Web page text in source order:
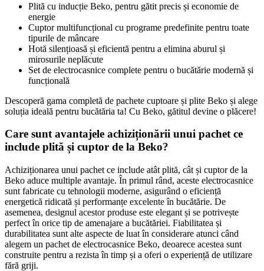
Plită cu inducție Beko, pentru gătit precis și economie de
energie
Cuptor multifuncțional cu programe predefinite pentru toate
tipurile de mâncare
Hotă silențioasă și eficientă pentru a elimina aburul și
mirosurile neplăcute
Set de electrocasnice complete pentru o bucătărie modernă și
funcțională
Descoperă gama completă de pachete cuptoare și plite Beko și alege
soluția ideală pentru bucătăria ta! Cu Beko, gătitul devine o plăcere!
Care sunt avantajele achiziționării unui pachet ce
include plită și cuptor de la Beko?
Achiziționarea unui pachet ce include atât plită, cât și cuptor de la
Beko aduce multiple avantaje. În primul rând, aceste electrocasnice
sunt fabricate cu tehnologii moderne, asigurând o eficiență
energetică ridicată și performanțe excelente în bucătărie. De
asemenea, designul acestor produse este elegant și se potrivește
perfect în orice tip de amenajare a bucătăriei. Fiabilitatea și
durabilitatea sunt alte aspecte de luat în considerare atunci când
alegem un pachet de electrocasnice Beko, deoarece acestea sunt
construite pentru a rezista în timp și a oferi o experiență de utilizare
fără griji.